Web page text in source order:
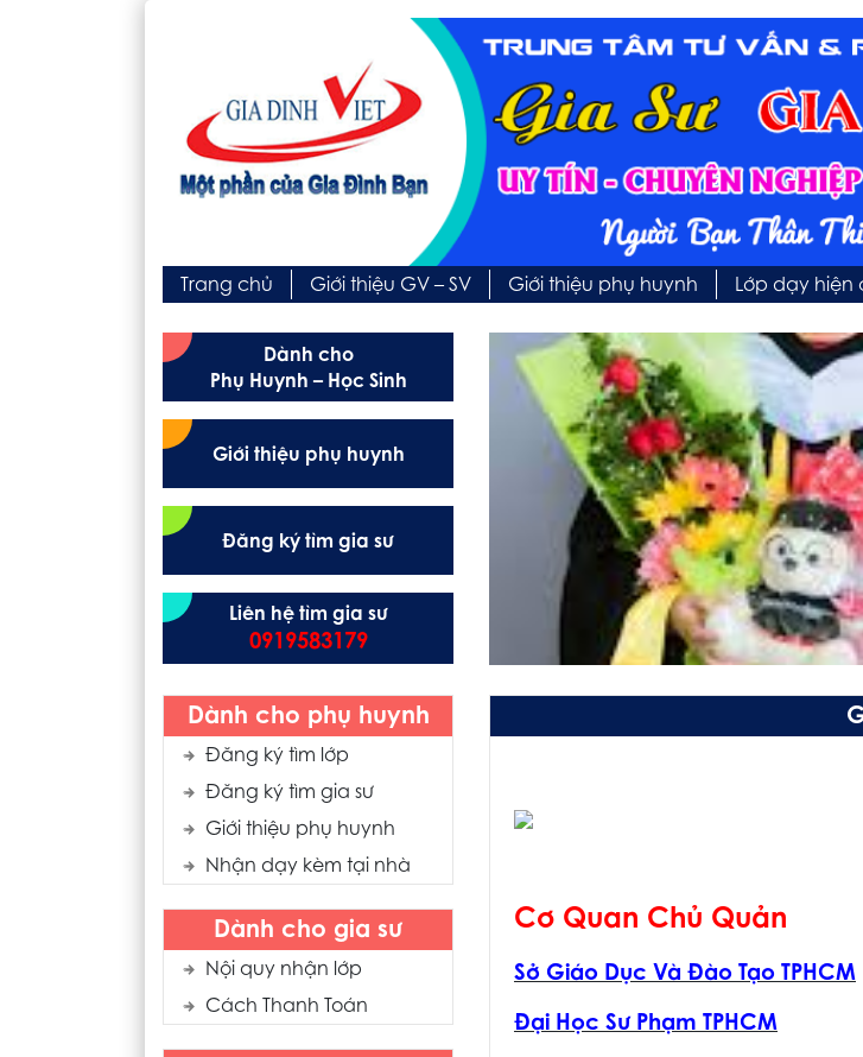
Trang chủ Giới thiệu GV – SV Giới thiệu phụ huynh Lớp dạy hiện
Dành cho
Phụ Huynh – Học Sinh
Giới thiệu phụ huynh
Đăng ký tìm gia sư
Liên hệ tìm gia sư
0919583179
Dành cho phụ huynh
Đăng ký tìm lớp
Đăng ký tìm gia sư
Giới thiệu phụ huynh
Nhận dạy kèm tại nhà
Dành cho gia sư
Nội quy nhận lớp
Cách Thanh Toán
Cơ Quan Chủ Quản
Sở Giáo Dục Và Đào Tạo TPHCM
Đại Học Sư Phạm TPHCM